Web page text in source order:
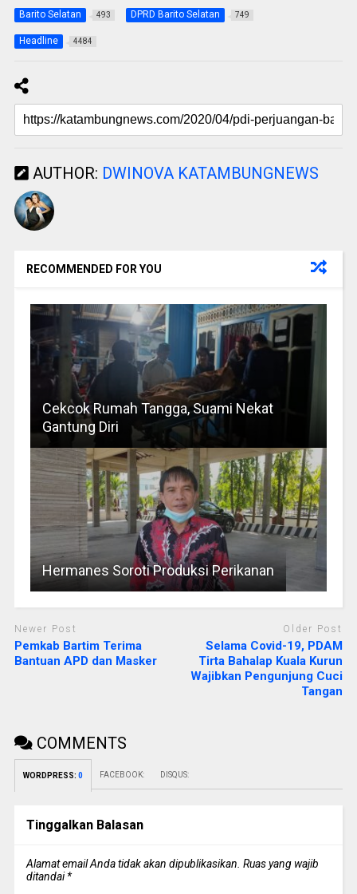
Barito Selatan 493 DPRD Barito Selatan 749
Headline 4484
AUTHOR: DWINOVA KATAMBUNGNEWS
RECOMMENDED FOR YOU
Cekcok Rumah Tangga, Suami Nekat
Gantung Diri
Hermanes Soroti Produksi Perikanan
Newer Post
Pemkab Bartim Terima
Bantuan APD dan Masker
Older Post
Selama Covid-19, PDAM
Tirta Bahalap Kuala Kurun
Wajibkan Pengunjung Cuci
Tangan
COMMENTS
WORDPRESS: 0 FACEBOOK: DISQUS:
Tinggalkan Balasan
Alamat email Anda tidak akan dipublikasikan. Ruas yang wajib
ditandai*